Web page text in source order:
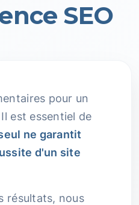
SEO
pour un
est essentiel de
ne garantit
d'un site
résultats, nous